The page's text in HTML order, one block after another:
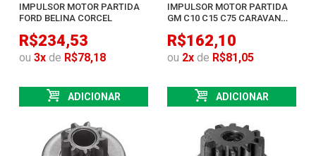
IMPULSOR MOTOR PARTIDA
FORD BELINA CORCEL
R$234,53
ou3x de R$78,18
ADICIONAR
IMPULSOR MOTOR PARTIDA
GM C10 C15 C75 CARAVAN
R$162,10
ou 2x de R$81,05
ADICIONAR